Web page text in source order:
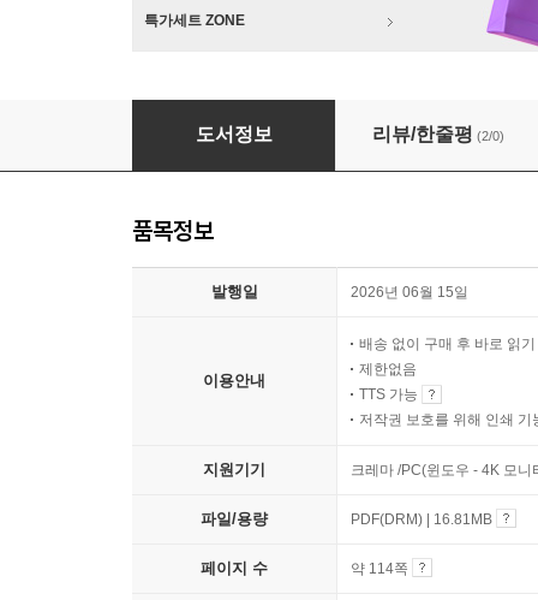
특가세트 ZONE
오후 네 시에 행복도서관에서 만나
도서정보 리뷰/한줄평 (2/0)
품목정보
발행일 2026년 06월 15일
이용안내
배송 없이 구매 후 바로 읽기
제한없음
TTS 가능
저작권 보호를 위해 인쇄 기
지원기기 크레마 /PC(윈도우 - 4K 모
파일/용량 PDF(DRM) | 16.81MB
페이지 수 약 114쪽